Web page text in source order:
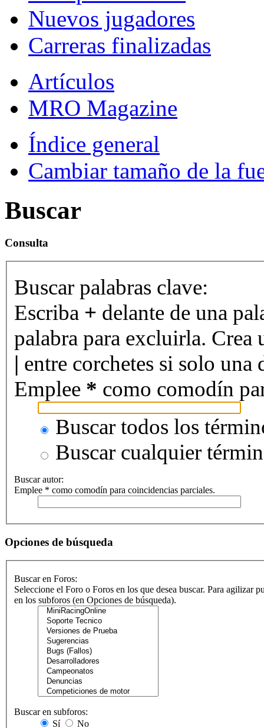
Nuevos jugadores
Carreras finalizadas
Artículos
MRO Magazine
Índice general
Cambiar tamaño de la
Buscar
Consulta
Buscar palabras clave:
Escriba + delante de una
palabra para excluirla. Crea
| entre corchetes si solo una
Emplee * como comodín
Buscar todos los
Buscar cualquier
Buscar autor:
Emplee * como comodín para coincidencias parciales.
Opciones de búsqueda
Buscar en Foros:
Seleccione el Foro o Foros en los que desea buscar. Para agilizar
en los subforos (en Opciones de búsqueda).
Buscar en subforos:
Sí
No